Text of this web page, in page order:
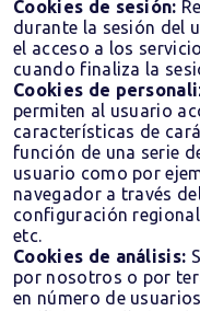
Cookies de sesión:
durante la sesión del
el acceso a los
cuando finaliza la
Cookies de
permiten al usuario
características de
función de una serie
usuario como por
navegador a través
configuración
etc.
Cookies de análisis:
por nosotros o por
en número de